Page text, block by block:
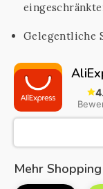
Gelegentliche
Mehr